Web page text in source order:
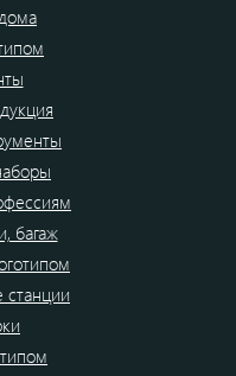
багаж